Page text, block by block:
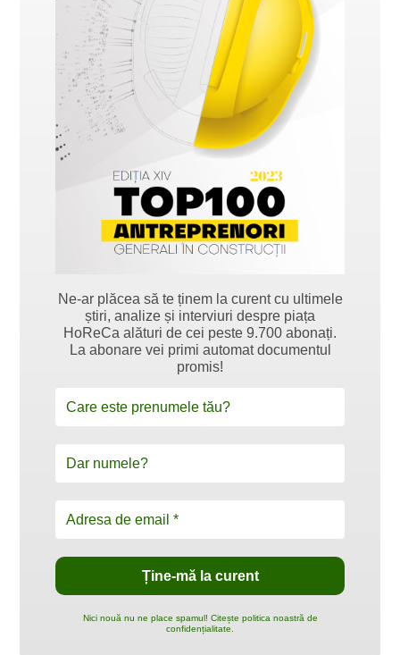
Ne-ar plăcea să te ținem la curent cu ultimele
știri, analize și interviuri despre piața
HoReCa alături de cei peste 9.700 abonați.
La abonare vei primi automat documentul
promis!
Nici nouă nu ne place spamul! Citește politica noastră de
confidențialitate.